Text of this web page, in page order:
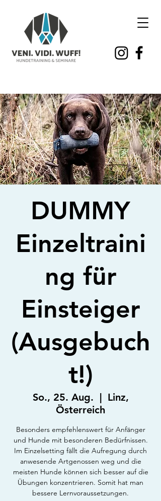
DUMMY
Einzeltraini
ng für
Einsteiger
(Ausgebuch
t!)
So., 25. Aug.
  |
Linz,
Österreich
Besonders empfehlenswert für Anfänger
und Hunde mit besonderen Bedürfnissen.
Im Einzelsetting fällt die Aufregung durch
anwesende Artgenossen weg und die
meisten Hunde können sich besser auf die
Übungen konzentrieren. Somit hat man
bessere Lernvoraussetzungen.